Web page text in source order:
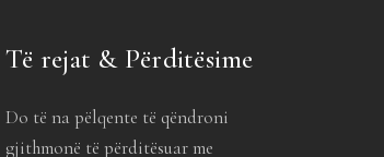
Të rejat & Përditësime
Do të na pëlqente të qëndroni
gjithmonë të përditësuar me